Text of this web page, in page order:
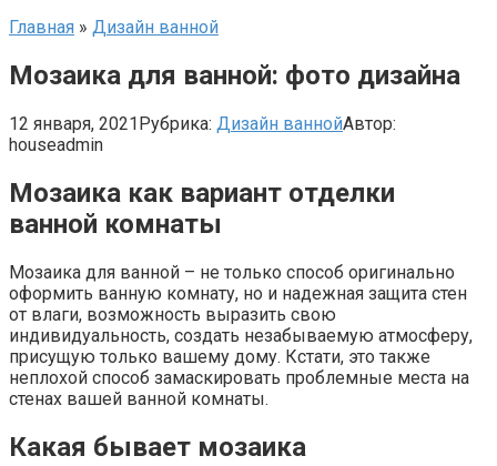
Главная » Дизайн ванной
Мозаика для ванной: фото дизайна
12 января, 2021Рубрика: Дизайн ваннойАвтор:
houseadmin
Мозаика как вариант отделки
ванной комнаты
Мозаика для ванной – не только способ оригинально
оформить ванную комнату, но и надежная защита стен
от влаги, возможность выразить свою
индивидуальность, создать незабываемую атмосферу,
присущую только вашему дому. Кстати, это также
неплохой способ замаскировать проблемные места на
стенах вашей ванной комнаты.
Какая бывает мозаика